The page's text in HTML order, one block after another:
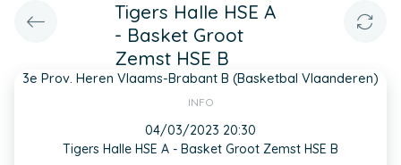
Tigers Halle HSE A
- Basket Groot
Zemst HSE B
3e Prov. Heren Vlaams-Brabant B (Basketbal Vlaanderen)
INFO
04/03/2023 20:30
Tigers Halle HSE A - Basket Groot Zemst HSE B